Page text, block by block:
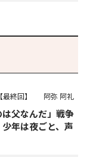
。…
【最終回】 阿弥 阿礼
は父なんだ」戦争
年は夜ごと、声